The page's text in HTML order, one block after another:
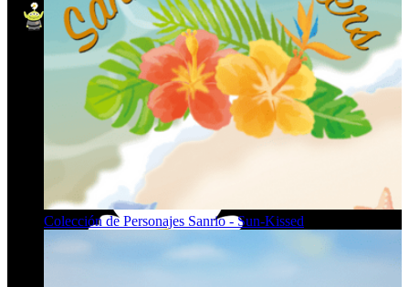
Colección de Personajes Sanrio - Sun-Kissed